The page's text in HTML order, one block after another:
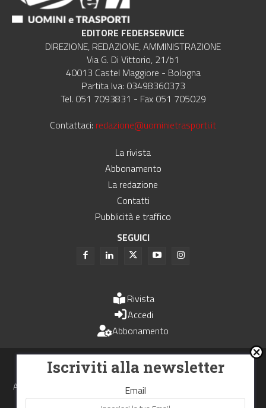
EDITORE FEDERSERVICE
DIREZIONE, REDAZIONE, AMMINISTRAZIONE
Via G. Di Vittorio, 21/b1
40013 Castel Maggiore - Bologna
Partita Iva: 03498360373
Tel. 051 7093831 - Fax 051 705029
Contattaci: redazione@uominietrasporti.it
La rivista
Abbonamento
La redazione
Contatti
Pubblicità e traffico
SEGUICI
Rivista
Accedi
Abbonamento
Uomini e Trasporti è un periodico associato all'Unione Stampa
Periodica Italiana - USPI
Autorizzazione del Tribunale di Bologna N.4993 del 15 giugno 1982
Webdesign made inNowhere
Iscriviti alla newsletter
Email